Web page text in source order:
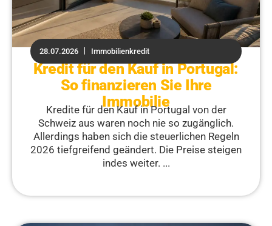
28.07.2026 Immobilienkredit
Kredit für den Kauf in Portugal:
So finanzieren Sie Ihre
Immobilie
Kredite für den Kauf in Portugal von der
Schweiz aus waren noch nie so zugänglich.
Allerdings haben sich die steuerlichen Regeln
2026 tiefgreifend geändert. Die Preise steigen
indes weiter. ...